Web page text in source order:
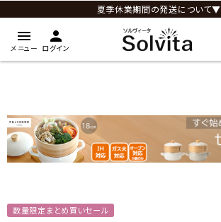
夏季休業期間の発送について▼
menu
メニュー
person
ログイン
数量限定まとめ買いセール